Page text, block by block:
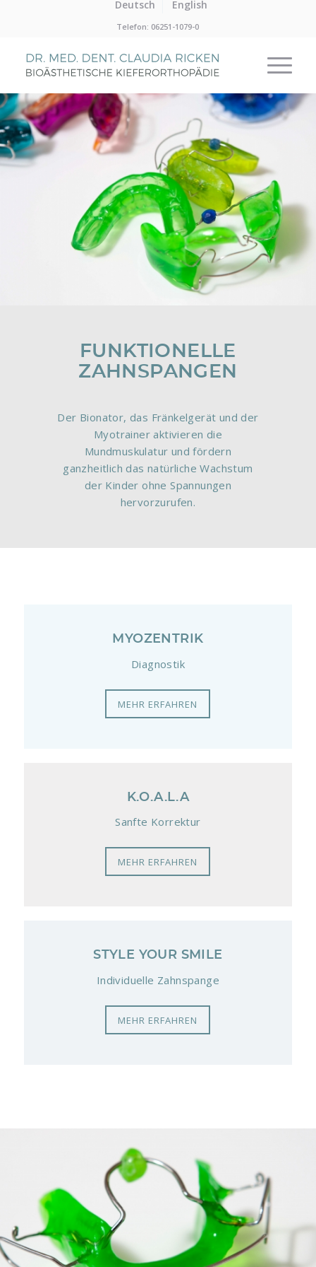
Deutsch English
Telefon: 06251-1079-0
FUNKTIONELLE
ZAHNSPANGEN
Der Bionator, das Fränkelgerät und der
Myotrainer aktivieren die
Mundmuskulatur und fördern
ganzheitlich das natürliche Wachstum
der Kinder ohne Spannungen
hervorzurufen.
MYOZENTRIK
Diagnostik
MEHR ERFAHREN
K.O.A.L.A
Sanfte Korrektur
MEHR ERFAHREN
STYLE YOUR SMILE
Individuelle Zahnspange
MEHR ERFAHREN